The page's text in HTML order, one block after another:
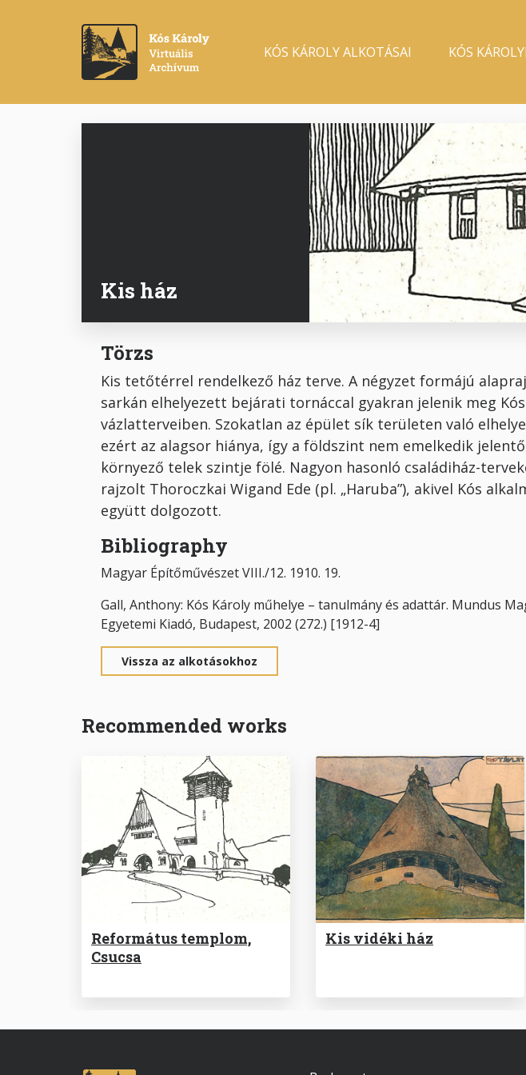
MainKÓS KÁROLY ALKOTÁSAI KÓS
Kis ház
Törzs
Kis tetőtérrel rendelkező ház terve. A négyzet formájú
sarkán elhelyezett bejárati tornáccal gyakran jelenik meg Kós
vázlatterveiben. Szokatlan az épület sík területen való
ezért az alagsor hiánya, így a földszint nem emelkedik
környező telek szintje fölé. Nagyon hasonló családiház-
rajzolt Thoroczkai Wigand Ede (pl. „Haruba”), akivel Kós
együtt dolgozott.
Bibliography
Magyar Építőművészet VIII./12. 1910. 19.
Gall, Anthony: Kós Károly műhelye – tanulmány és adattár. Mundus
Egyetemi Kiadó, Budapest, 2002 (272.) [1912-4]
Vissza az alkotásokhoz
Recommended works
Református templom,
Csucsa
Kis vidéki ház